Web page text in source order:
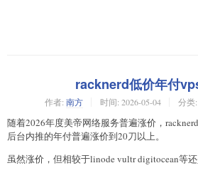
racknerd低价年付
作者: 南方 时间: 2026-05-04 分类:
随着2026年度美帝网络服务普遍涨价，
后台内推的年付普遍涨价到20刀以上。
虽然涨价，但相较于linode vultr digitocean等还